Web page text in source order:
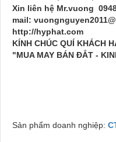
Xin liên hệ Mr.vuong
mail:
http://hyphat.com
KÍNH CHÚC QUÍ KHÁCH
"MUA MAY BÁN ĐẮT -
Sản phẩm doanh nghiệp: